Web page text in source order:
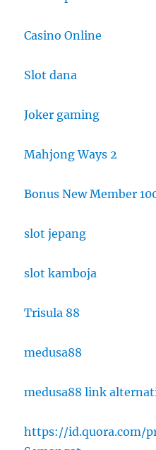
Casino Online
Slot dana
Joker gaming
Mahjong Ways 2
Bonus New Member
slot jepang
slot kamboja
Trisula 88
medusa88
medusa88 link
https://id.quora.com/